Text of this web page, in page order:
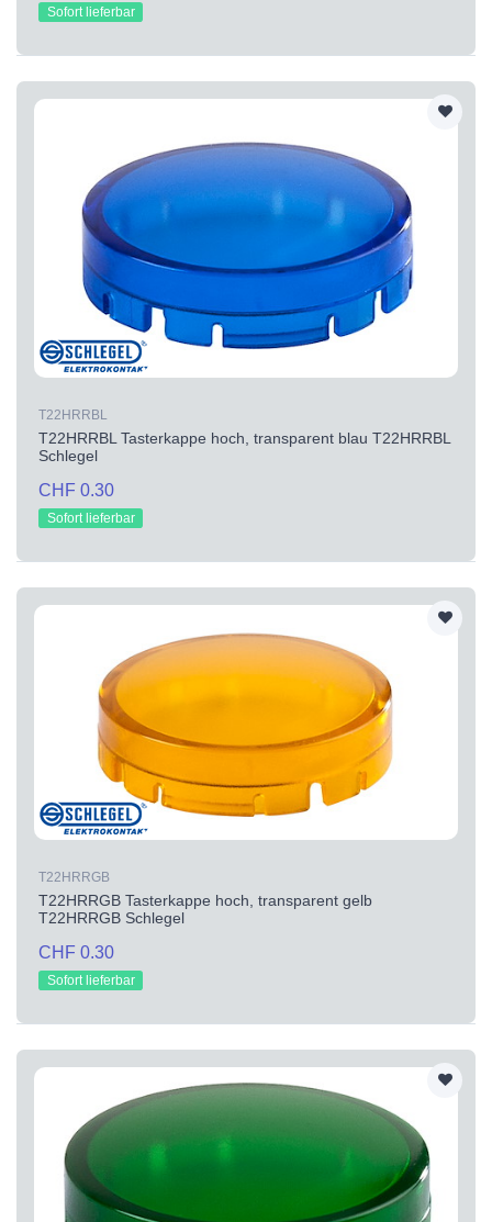
Sofort lieferbar
T22HRRBL
T22HRRBL Tasterkappe hoch, transparent blau T22HRRBL
Schlegel
CHF 0.30
Sofort lieferbar
T22HRRGB
T22HRRGB Tasterkappe hoch, transparent gelb
T22HRRGB Schlegel
CHF 0.30
Sofort lieferbar